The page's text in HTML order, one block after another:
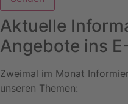
Aktuelle
Angebote ins
Zweimal im Monat
unseren Themen: